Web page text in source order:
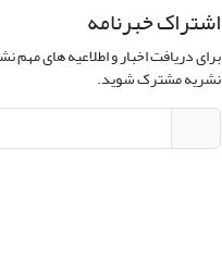
اشتراک خبرنامه
برای دریافت اخبار و اطلاعیه های مهم
نشریه مشترک شوید.